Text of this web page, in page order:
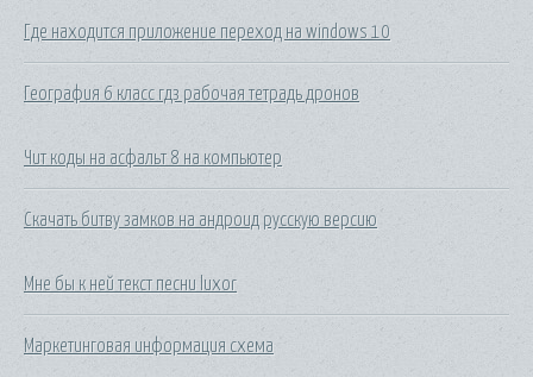
Где находится приложение переход на windows 10
География 6 класс гдз рабочая тетрадь дронов
Чит коды на асфальт 8 на компьютер
Скачать битву замков на андроид русскую версию
Мне бы к ней текст песни luxor
Маркетинговая информация схема